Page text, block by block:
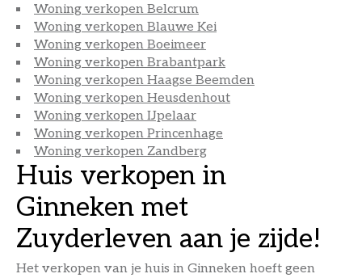
Woning verkopen Belcrum
Woning verkopen Blauwe Kei
Woning verkopen Boeimeer
Woning verkopen Brabantpark
Woning verkopen Haagse Beemden
Woning verkopen Heusdenhout
Woning verkopen IJpelaar
Woning verkopen Princenhage
Woning verkopen Zandberg
Huis verkopen in
Ginneken met
Zuyderleven aan je zijde!
Het verkopen van je huis in Ginneken hoeft geen